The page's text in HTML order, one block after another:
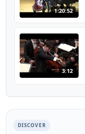
1:20:52
3:12
DISCOVER